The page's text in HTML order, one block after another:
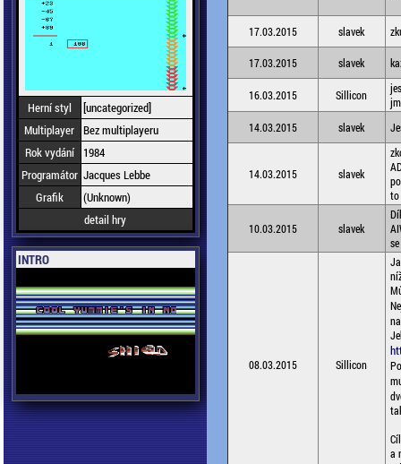
Herní styl
[uncategorized]
Multiplayer Bez multiplayeru
Rok vydání
1984
Programátor Jacques Lebbe
Grafik
(Unknown)
detail hry
INTRO
17.03.2015 slavek
17.03.2015 slavek
16.03.2015 Sillicon
14.03.2015
slavek
14.03.2015 slavek
to
10.03.2015 slavek
08.03.2015 Sillicon
a